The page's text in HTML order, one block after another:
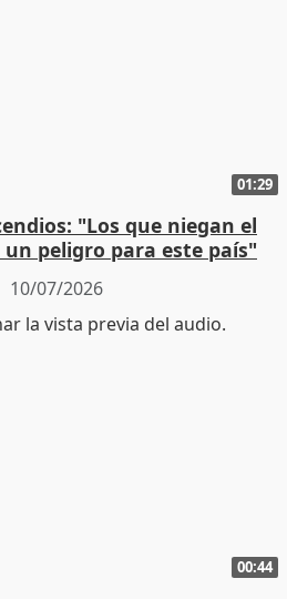
01:29
"Los que niegan el
peligro para este país"
10/07/2026
00:44